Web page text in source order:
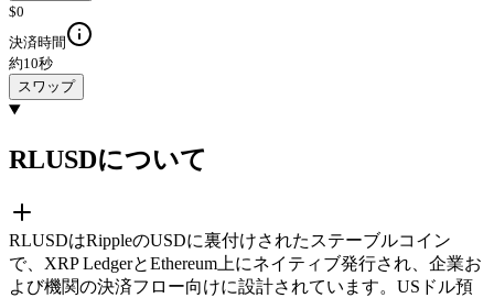
$0
決済時間
約10秒
スワップ
RLUSDについて
RLUSDはRippleのUSDに裏付けされたステーブルコイン
で、XRP LedgerとEthereum上にネイティブ発行され、企業お
よび機関の決済フロー向けに設計されています。USドル預